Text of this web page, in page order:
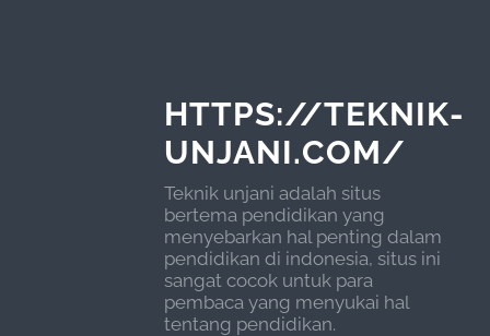
HTTPS://TEKNIK-
UNJANI.COM/
Teknik unjani adalah situs
bertema pendidikan yang
menyebarkan hal penting dalam
pendidikan di indonesia, situs ini
sangat cocok untuk para
pembaca yang menyukai hal
tentang pendidikan.